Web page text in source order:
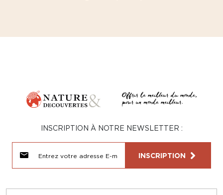
INSCRIPTION À NOTRE NEWSLETTER :
INSCRIPTION